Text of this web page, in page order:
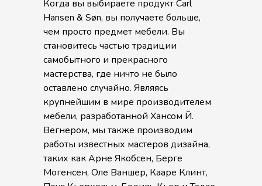
Когда вы выбираете продукт Carl
Hansen & Søn, вы получаете больше,
чем просто предмет мебели. Вы
становитесь частью традиции
самобытного и прекрасного
мастерства, где ничто не было
оставлено случайно. Являясь
крупнейшим в мире производителем
мебели, разработанной Хансом Й.
Вегнером, мы также производим
работы известных мастеров дизайна,
таких как Арне Якобсен, Берге
Могенсен, Оле Ваншер, Кааре Клинт,